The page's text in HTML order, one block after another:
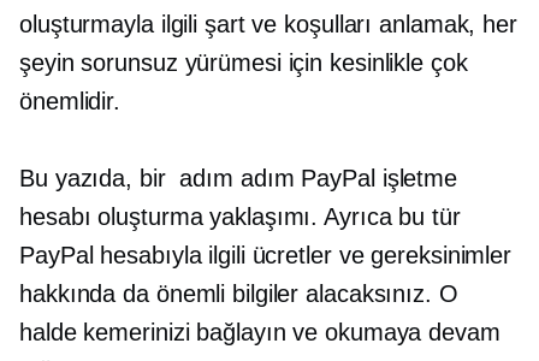
oluşturmayla ilgili şart ve koşulları anlamak, her
şeyin sorunsuz yürümesi için kesinlikle çok
önemlidir.
Bu yazıda, biradım adım PayPal işletme
hesabı oluşturma yaklaşımı. Ayrıca bu tür
PayPal hesabıyla ilgili ücretler ve gereksinimler
hakkında da önemli bilgiler alacaksınız. O
halde kemerinizi bağlayın ve okumaya devam